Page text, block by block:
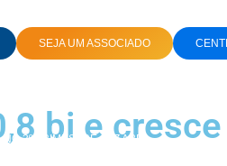
SEJA UM ASSOCIADO
3º TRIMESTRE, DIZ ABF
bi e